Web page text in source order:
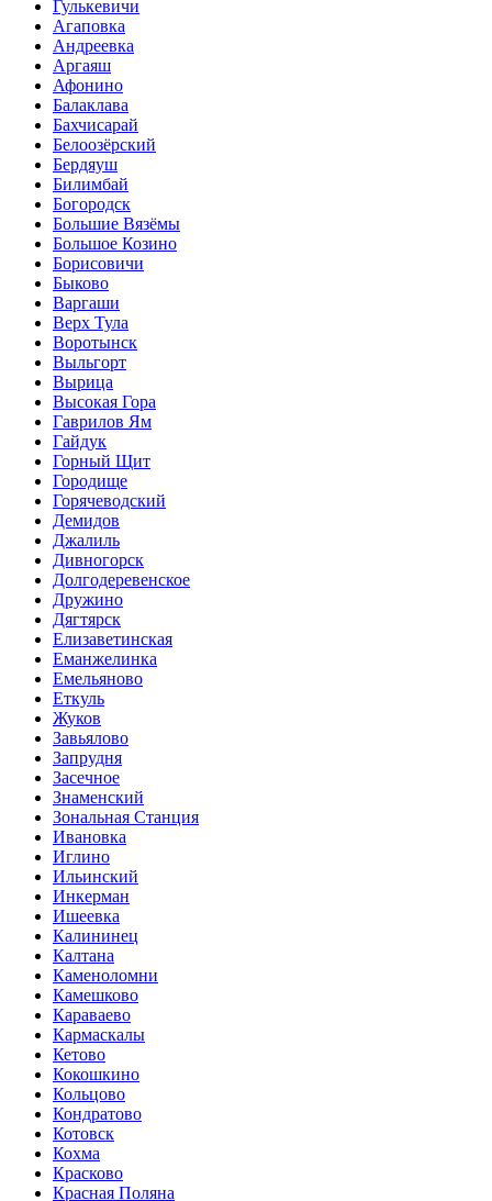
Гулькевичи
Агаповка
Андреевка
Аргаяш
Афонино
Балаклава
Бахчисарай
Белоозёрский
Бердяуш
Билимбай
Богородск
Большие Вязёмы
Большое Козино
Борисовичи
Быково
Варгаши
Верх Тула
Воротынск
Выльгорт
Вырица
Высокая Гора
Гаврилов Ям
Гайдук
Горный Щит
Городище
Горячеводский
Демидов
Джалиль
Дивногорск
Долгодеревенское
Дружино
Дягтярск
Елизаветинская
Еманжелинка
Емельяново
Еткуль
Жуков
Завьялово
Запрудня
Засечное
Знаменский
Зональная Станция
Ивановка
Иглино
Ильинский
Инкерман
Ишеевка
Калининец
Калтана
Каменоломни
Камешково
Караваево
Кармаскалы
Кетово
Кокошкино
Кольцово
Кондратово
Котовск
Кохма
Красково
Красная Поляна